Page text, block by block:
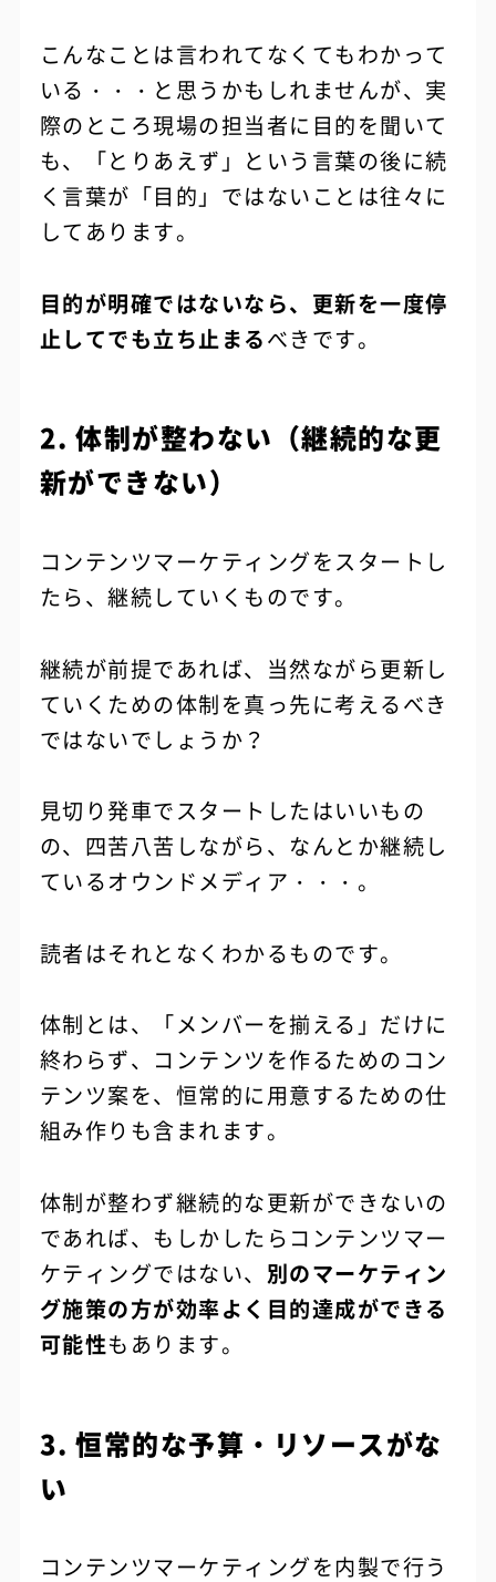
こんなことは言われてなくてもわかって
いる・・・と思うかもしれませんが、実
際のところ現場の担当者に目的を聞いて
も、「とりあえず」という言葉の後に続
く言葉が「目的」ではないことは往々に
してあります。
目的が明確ではないなら、更新を一度停
止してでも立ち止まるべきです。
2. 体制が整わない（継続的な更
新ができない）
コンテンツマーケティングをスタートし
たら、継続していくものです。
継続が前提であれば、当然ながら更新し
ていくための体制を真っ先に考えるべき
ではないでしょうか？
見切り発車でスタートしたはいいもの
の、四苦八苦しながら、なんとか継続し
ているオウンドメディア・・・。
読者はそれとなくわかるものです。
体制とは、「メンバーを揃える」だけに
終わらず、コンテンツを作るためのコン
テンツ案を、恒常的に用意するための仕
組み作りも含まれます。
体制が整わず継続的な更新ができないの
であれば、もしかしたらコンテンツマー
ケティングではない、 別のマーケティン
グ施策の方が効率よく目的達成ができる
可能性もあります。
3. 恒常的な予算・リソースがな
い
コンテンツマーケティングを内製で行う